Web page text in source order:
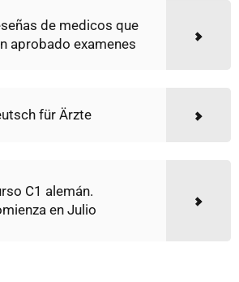
de medicos que
aprobado examenes
für Ärzte
C1 alemán.
en Julio